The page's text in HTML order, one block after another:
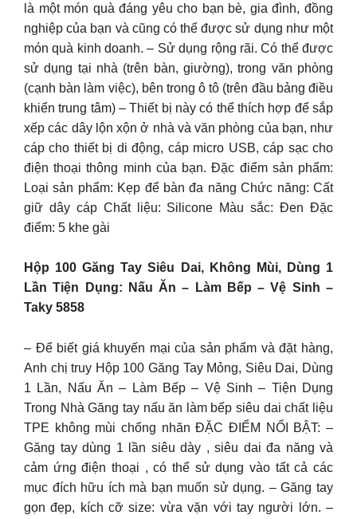
là một món quà đáng yêu cho bạn bè, gia đình, đồng
nghiệp của bạn và cũng có thể được sử dụng như một
món quà kinh doanh. – Sử dụng rộng rãi. Có thể được
sử dụng tại nhà (trên bàn, giường), trong văn phòng
(cạnh bàn làm việc), bên trong ô tô (trên đầu bảng điều
khiển trung tâm) – Thiết bị này có thể thích hợp để sắp
xếp các dây lộn xộn ở nhà và văn phòng của bạn, như
cáp cho thiết bị di động, cáp micro USB, cáp sạc cho
điện thoại thông minh của bạn. Đặc điểm sản phẩm:
Loại sản phẩm: Kẹp để bàn đa năng Chức năng: Cất
giữ dây cáp Chất liệu: Silicone Màu sắc: Đen Đặc
điểm: 5 khe gài
Hộp 100 Găng Tay Siêu Dai, Không Mùi, Dùng 1
Lần Tiện Dụng: Nấu Ăn – Làm Bếp – Vệ Sinh –
Taky 5858
– Để biết giá khuyến mại của sản phẩm và đặt hàng,
Anh chị truy Hộp 100 Găng Tay Mỏng, Siêu Dai, Dùng
1 Lần, Nấu Ăn – Làm Bếp – Vệ Sinh – Tiện Dụng
Trong Nhà Găng tay nấu ăn làm bếp siêu dai chất liệu
TPE không mùi chống nhăn ĐẶC ĐIỂM NỔI BẬT: –
Găng tay dùng 1 lần siêu dày , siêu dai đa năng và
cảm ứng điện thoại , có thể sử dụng vào tất cả các
mục đích hữu ích mà bạn muốn sử dụng. – Găng tay
gọn đẹp, kích cỡ size: vừa vặn với tay người lớn. –